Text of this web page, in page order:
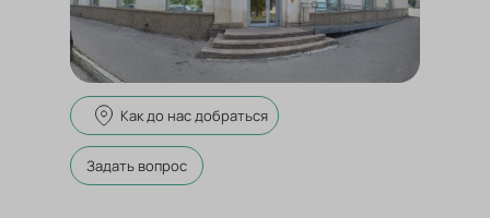
Как до нас добраться
Задать вопрос